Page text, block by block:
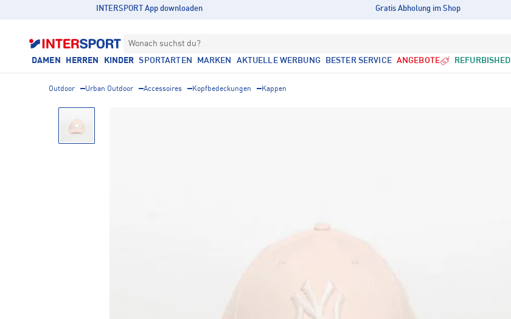
INTERSPORT App downloaden Gratis Abholung im Shop
Wonach suchst du?
DAMEN HERREN KINDER SPORTARTEN MARKEN AKTUELLE WERBUNG BESTER SERVICE ANGEBOTE REFURBISHED
Outdoor Urban Outdoor Accessoires Kopfbedeckungen Kappen